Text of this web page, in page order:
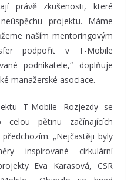
právě zkušenosti, které
projektu. Máme
naším mentoringovým
podpořit v T-Mobile
podnikatele,“ doplňuje
manažerské asociace.
T-Mobile Rozjezdy se
pětinu začínajících
„Nejčastěji byly
inspirované cirkulární
Eva Karasová, CSR